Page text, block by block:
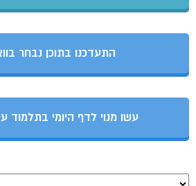
התעדכנו בתוכן נבחר
עשו מנוי לדף היומי בתלמוד